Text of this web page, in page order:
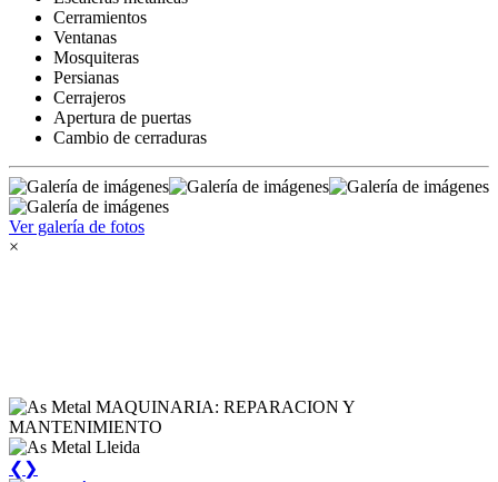
Cerramientos
Ventanas
Mosquiteras
Persianas
Cerrajeros
Apertura de puertas
Cambio de cerraduras
Ver galería de fotos
×
❮ ❯